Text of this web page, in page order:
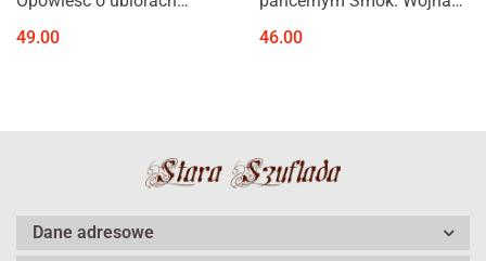
średniowiecza po pierwsze
49.00 46.00
Dane adresowe